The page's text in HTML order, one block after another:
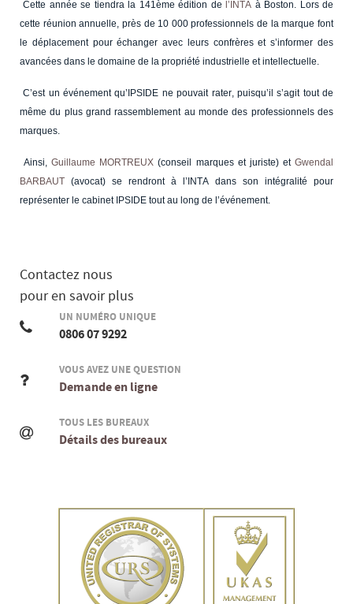
Cette année se tiendra la 141ème édition del’INTA à Boston. Lors de
cette réunion annuelle, près de 10 000 professionnels de la marque font
le déplacement pour échanger avec leurs confrères et s’informer des
avancées dans le domaine de la propriété industrielle et intellectuelle.
C’est un événement qu’IPSIDE ne pouvait rater, puisqu’il s’agit tout de
même du plus grand rassemblement au monde des professionnels des
marques.
Ainsi,Guillaume MORTREUX (conseil marques et juriste) etGwendal
BARBAUT (avocat) se rendront à l’INTA dans son intégralité pour
représenter le cabinet IPSIDE tout au long de l’événement.
Contactez nous
pour en savoir plus
UN NUMÉRO UNIQUE
0806 07 9292
VOUS AVEZ UNE QUESTION
Demande en ligne
TOUS LES BUREAUX
Détails des bureaux